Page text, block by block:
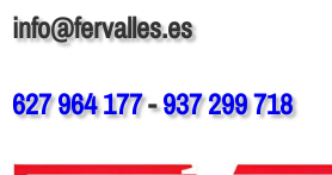
info@fervalles.es
627 964 177-937 299 718